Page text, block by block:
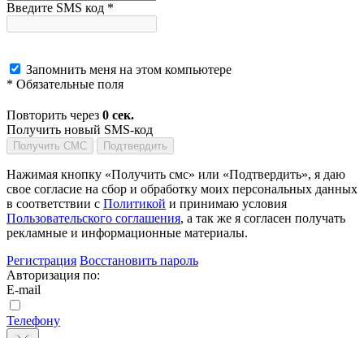
Введите SMS код *
Запомнить меня на этом компьютере
* Обязательные поля
Повторить через 0 сек.
Получить новый SMS-код
Получить СМС Подтвердить
Нажимая кнопку «Получить смс» или «Подтвердить», я даю
свое согласие на сбор и обработку моих персональных данных
в соответствии с Политикой и принимаю условия
Пользовательского соглашения, а так же я согласен получать
рекламные и информационные материалы.
Регистрация Восстановить пароль
Авторизация по:
E-mail
Телефону